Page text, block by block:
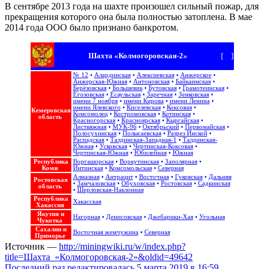
В сентябре 2013 года на шахте произошел сильный пожар, для
прекращения которого она была полностью затоплена. В мае
2014 года ООО было признано банкротом.
[+ ]
Шахта «Колмогоровская-2»
Кемеровская
область
№ 12 • Алардинская• Алексиевская• Анжерское•
Анжерская-Южная• Антоновская• Байкаимская•
Берёзовская• Большевик• Бутовская• Грамотеинская•
Егозовская• Есаульская• Заречная• Зенковская•
имени 7 ноября• имени Кирова• имени Ленина•
имени Ялевского • Киселевская• Коксовая•
Комсомолец• Костромовская• Котинская•
Красногорская• Красноярская• Кыргайская•
Листвяжная• МУК-96• Октябрьский• Первомайская•
Полосухинская• Полысаевская• Разрез Инской•
Распадская• Талдинская-Западная-1 • Талдинская-
Южная• Усковская• Чертинская-Коксовая•
Чертинская-Южная• Юбилейная• Южная
Республика
Коми
Воргашорская• Воркутинская• Заполярная•
Интинская• Комсомольская• Северная
Ростовская
область
Алмазная• Антрацит• Восточная• Гуковская• Дальняя
• Замчаловская• Обуховская• Ростовская• Садкинская
• Шерловская-Наклонная
Республика
Хакассия
Хакасская
Якутия и
Чукотка
Нагорная• Денисовская• Джебарики-Хая• Угольная
Сахалин и
Приморье
Восточная жемчужина‎• Северная
Источник — http://miningwiki.ru/w/index.php?
title=Шахта_«Колмогоровская-2»&oldid=49642